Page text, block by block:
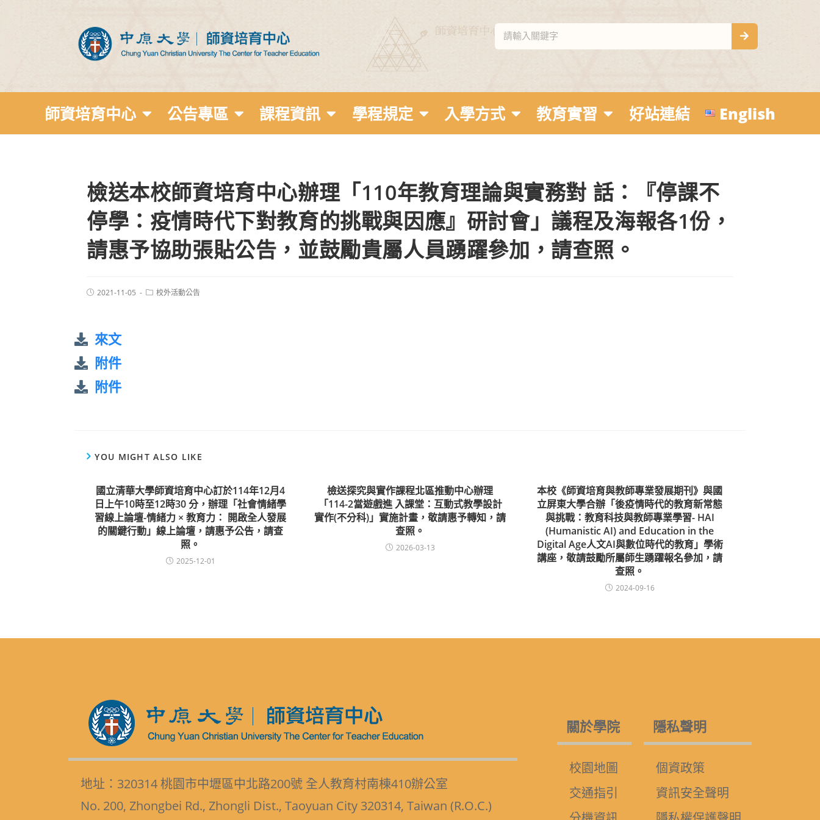
師資培育中心 公告專區 課程資訊 學程規定 入學方式 教育實習 好站連結 English
檢送本校師資培育中心辦理「110年教育理論與實務對 話：『停課不
停學：疫情時代下對教育的挑戰與因應』研討會」議程及海報各1份，
請惠予協助張貼公告，並鼓勵貴屬人員踴躍參加，請查照。
2021-11-05 校外活動公告
來文
附件
附件
YOU MIGHT ALSO LIKE
國立清華大學師資培育中心訂於114年12月4
日上午10時至12時30 分，辦理「社會情緒學
習線上論壇-情緒力 × 教育力： 開啟全人發展
的關鍵行動」線上論壇，請惠予公告，請查
照。
2025-12-01
檢送探究與實作課程北區推動中心辦理
「114-2當遊戲進 入課堂：互動式教學設計
實作(不分科)」實施計畫，敬請惠予轉知，請
查照。
2026-03-13
本校《師資培育與教師專業發展期刊》與國
立屏東大學合辦「後疫情時代的教育新常態
與挑戰：教育科技與教師專業學習- HAI
(Humanistic AI) and Education in the
Digital Age人文AI與數位時代的教育」學術
講座，敬請鼓勵所屬師生踴躍報名參加，請
查照。
2024-09-16
地址：320314 桃園市中壢區中北路200號 全人教育村南棟410辦公室
No. 200, Zhongbei Rd., Zhongli Dist., Taoyuan City 320314, Taiwan (R.O.C.)
關於學院
校園地圖
交通指引
隱私聲明
個資政策
資訊安全聲明